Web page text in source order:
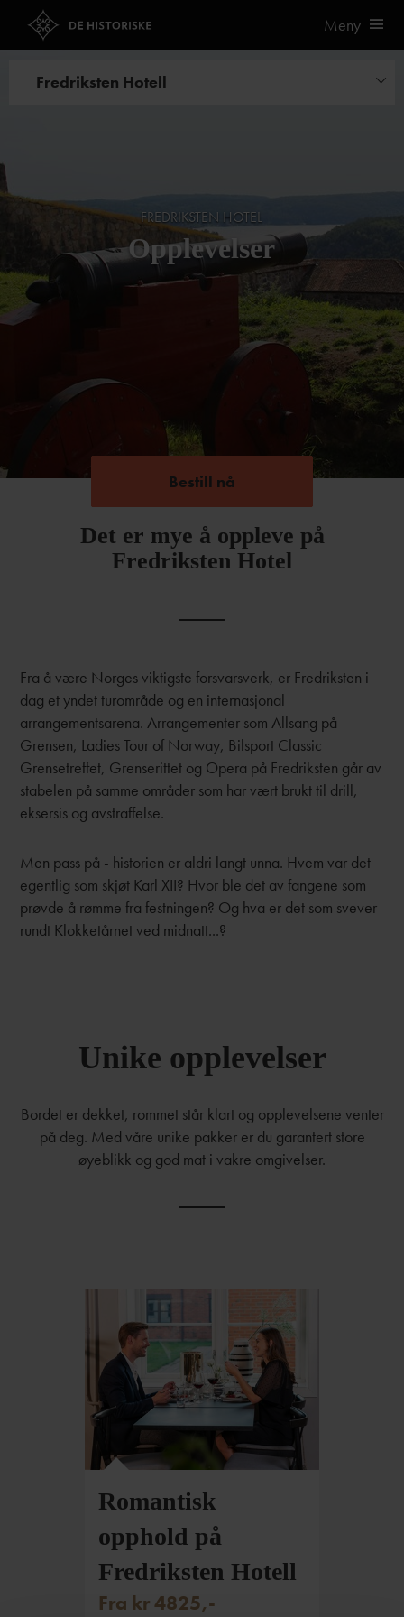
Meny
Fredriksten Hotell
FREDRIKSTEN HOTEL
Opplevelser
Bestill nå
Bestill nå
Det er mye å oppleve på
Fredriksten Hotel
Fra å være Norges viktigste forsvarsverk, er Fredriksten i
dag et yndet turområde og en internasjonal
arrangementsarena. Arrangementer som Allsang på
Grensen, Ladies Tour of Norway, Bilsport Classic
Grensetreffet, Grenserittet og Opera på Fredriksten går av
stabelen på samme områder som har vært brukt til drill,
eksersis og avstraffelse.
Men pass på - historien er aldri langt unna. Hvem var det
egentlig som skjøt Karl XII? Hvor ble det av fangene som
prøvde å rømme fra festningen? Og hva er det som svever
rundt Klokketårnet ved midnatt...?
Unike opplevelser
Bordet er dekket, rommet står klart og opplevelsene venter
på deg. Med våre unike pakker er du garantert store
øyeblikk og god mat i vakre omgivelser.
Romantisk
opphold på
Fredriksten Hotell
Fra kr 4825,-